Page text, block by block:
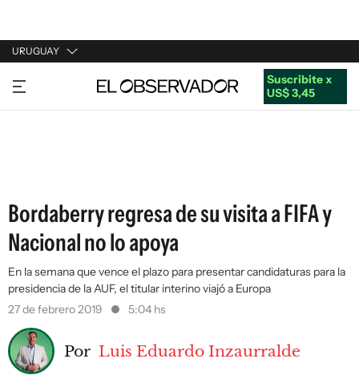
URUGUAY
URUGUAY
ARGENTINA
Suscribite x
US$ 3,45
Bordaberry regresa de su visita a FIFA y
Nacional no lo apoya
En la semana que vence el plazo para presentar candidaturas para la
presidencia de la AUF, el titular interino viajó a Europa
27 de febrero 2019
5:04 hs
Por Luis Eduardo Inzaurralde